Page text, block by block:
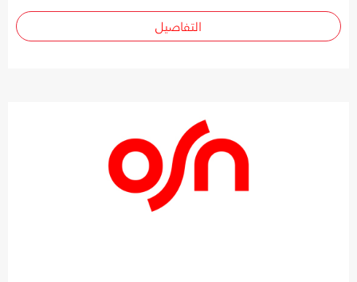
التفاصيل